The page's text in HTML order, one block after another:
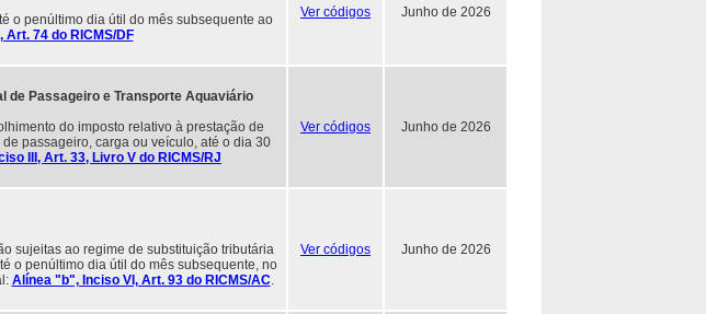
o penúltimo dia útil do mês subsequente ao
Art. 74 do RICMS/DF
Ver códigos Junho de 2026
de Passageiro e Transporte Aquaviário
do imposto relativo à prestação de
passageiro, carga ou veículo, até o dia 30
III, Art. 33, Livro V do RICMS/RJ
Ver códigos Junho de 2026
sujeitas ao regime de substituição tributária
o penúltimo dia útil do mês subsequente, no
Alínea "b", Inciso VI, Art. 93 do RICMS/AC.
Ver códigos Junho de 2026